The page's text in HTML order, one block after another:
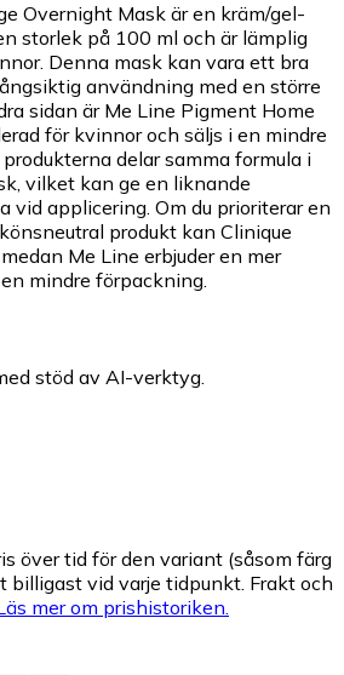
Overnight Mask är en kräm/gel-
storlek på 100 ml och är lämplig
Denna mask kan vara ett bra
användning med en större
sidan är Me Line Pigment Home
för kvinnor och säljs i en mindre
delar samma formula i
vilket kan ge en liknande
vid applicering. Om du prioriterar en
produkt kan Clinique
Me Line erbjuder en mer
mindre förpackning.
stöd av AI-verktyg.
över tid för den variant (såsom färg
billigast vid varje tidpunkt. Frakt och
mer om prishistoriken.